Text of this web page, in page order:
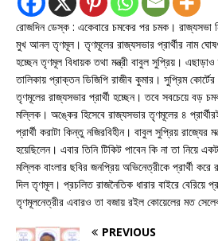
রোজদিন ডেস্ক : একেবারে চমকের পর চমক। রাজ্যসভা
মুখ আনল তৃণমূল। তৃণমূলের রাজ্যসভার প্রার্থীর নাম
হচ্ছেন তৃণমূল বিধায়ক তথা মন্ত্রী বাবুল সুপ্রিয়। এছাড়াও
তালিকায় প্রাক্তন ডিজিপি রাজীব কুমার। সুপ্রিম
তৃণমূলের রাজ্যসভার প্রার্থী হচ্ছেন। তবে সবচেয়ে বড়
মল্লিক। অঙ্কের হিসেবে রাজ্যসভার তৃণমূলের ৪
প্রার্থী করাটা কিন্তু নজিরবিহীন। বাবুল সুপ্রিয় রাজ্যের
হয়েছিলেন। এবার তিনি টিকিট পাবেন কি না তা নিয়ে
মল্লিক বাংলার ছবির জনপ্রিয় অভিনেত্রীকে প্রার্থী করে
দিল তৃণমূল। প্রচলিত রাজনৈতিক ধারার বাইরে বেরিয়ে
তৃণমূলনেত্রীর এবারও তা বজায় রইল কোয়েলের মত
PREVIOUS